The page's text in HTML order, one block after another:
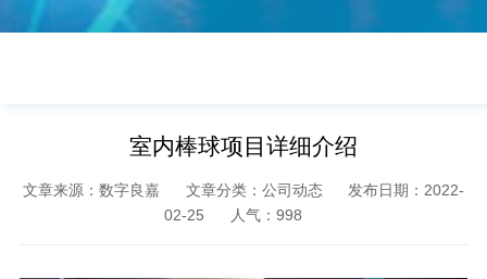
室内棒球项目详细介绍
文章来源：数字良嘉 文章分类：公司动态
发布日期：2022-
02-25
人气： 998